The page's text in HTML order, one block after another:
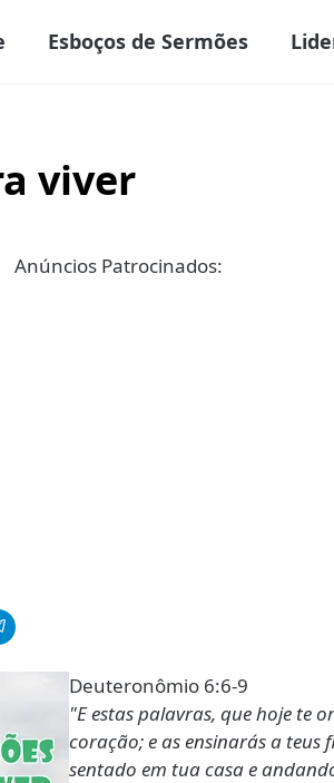
Esboços de Sermões
viver
Anúncios Patrocinados:
Deuteronômio 6:6-9
"E estas palavras, que hoje te
coração; e as ensinarás a teus
sentado em tua casa e